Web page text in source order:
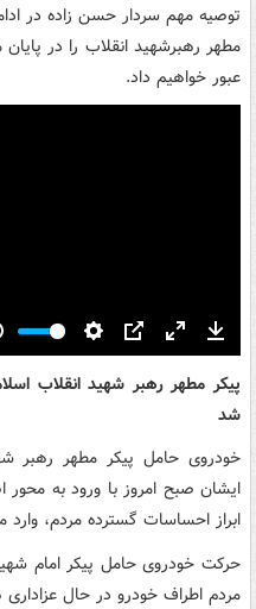
توصیه مهم سردار حسن زاده در
مطهر رهبرشهید انقلاب را در پایان
عبور خواهیم داد.
Settings
PIP Enter
fullscreen
پیکر مطهر رهبر شهید انقلاب
شد
خودروی حامل پیکر مطهر رهبر
ایشان صبح امروز با ورود به محور
ابراز احساسات گسترده مردم،
حرکت خودروی حامل پیکر امام
مردم اطراف خودرو در حال